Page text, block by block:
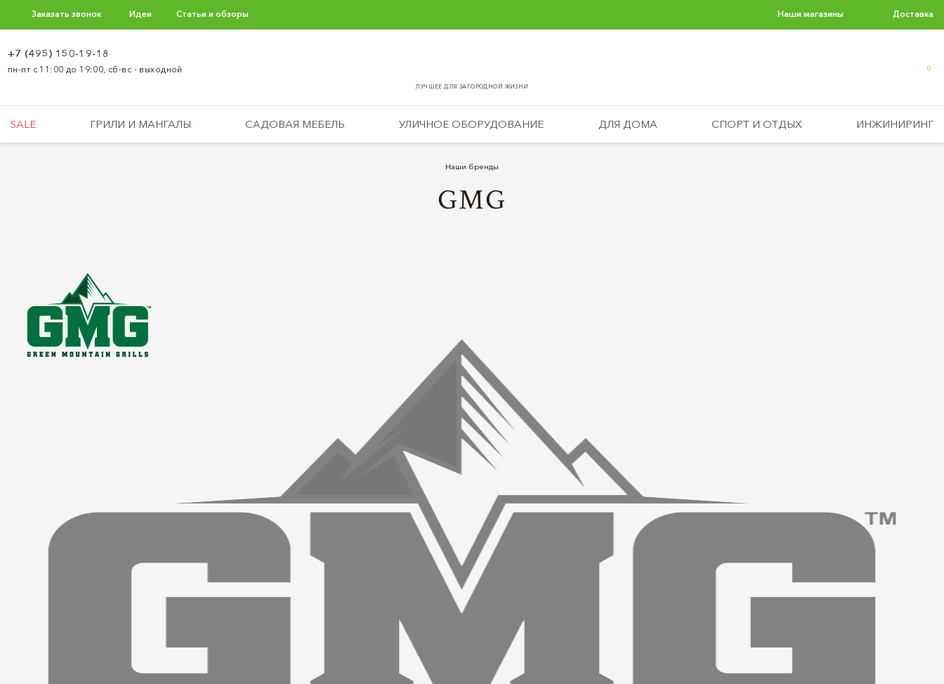
Заказать звонок Идеи Статьи и обзоры Наши магазины Доставка
ЛУЧШЕЕ ДЛЯ ЗАГОРОДНОЙ ЖИЗНИ
+7 (495) 150-19-18
пн-пт с 11:00 до 19:00, сб-вс - выходной 0
SALE ГРИЛИ И МАНГАЛЫ САДОВАЯ МЕБЕЛЬ УЛИЧНОЕ ОБОРУДОВАНИЕ ДЛЯ ДОМА СПОРТ И ОТДЫХ ИНЖИНИРИНГ
Наши бренды
GMG